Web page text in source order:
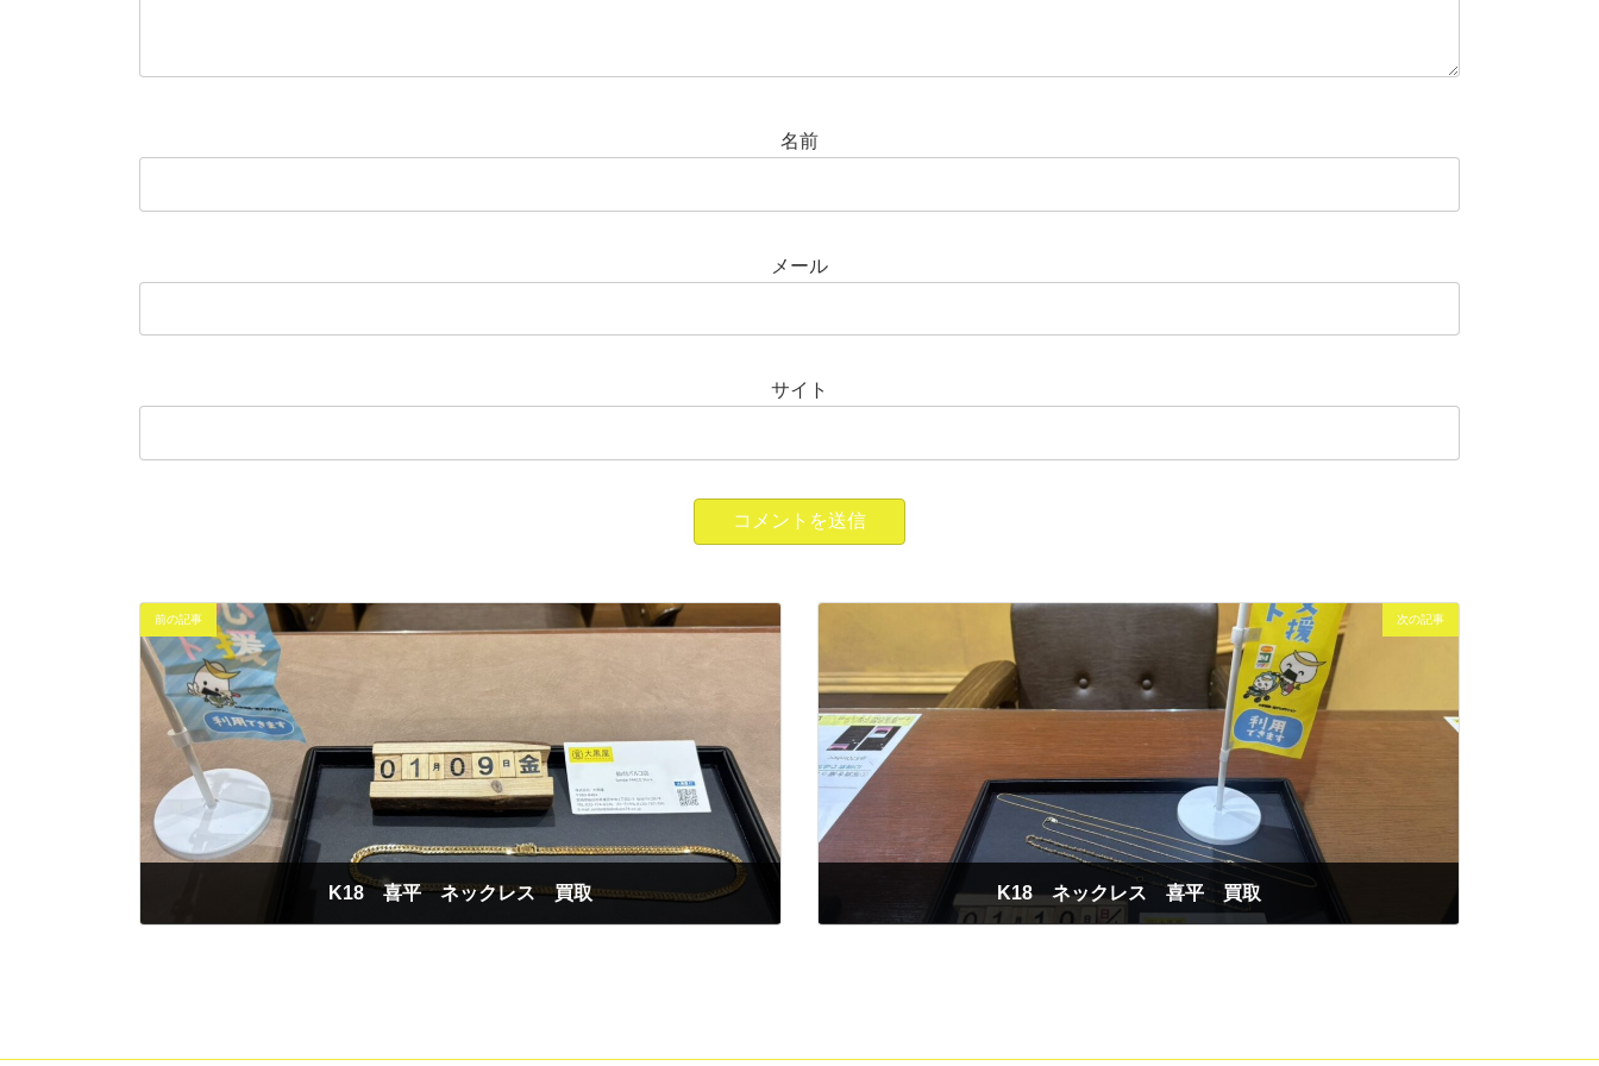
名前
メール
サイト
前の記事
K18 喜平 ネックレス 買取
次の記事
K18 ネックレス 喜平 買取